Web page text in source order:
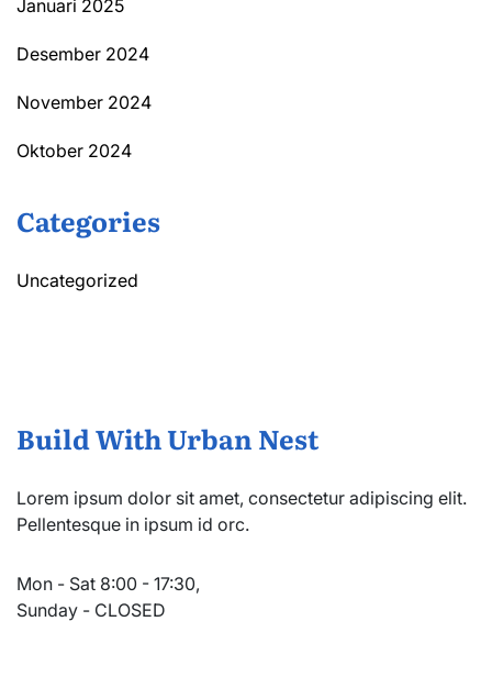
Januari 2025
Desember 2024
November 2024
Oktober 2024
Categories
Uncategorized
Build With Urban Nest
Lorem ipsum dolor sit amet, consectetur adipiscing elit.
Pellentesque in ipsum id orc.
Mon - Sat 8:00 - 17:30,
Sunday - CLOSED